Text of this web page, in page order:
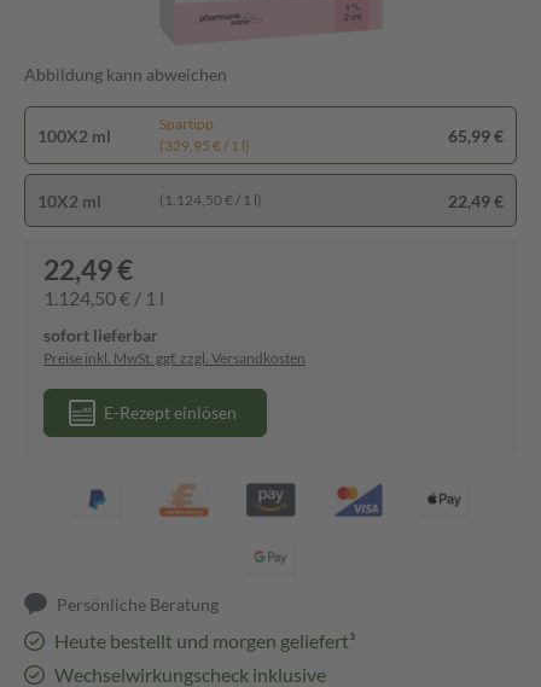
Abbildung kann abweichen
100X2 ml
Spartipp
(329,95 € / 1 l)
65,99 €
10X2 ml (1.124,50 € / 1 l) 22,49 €
22,49 €
1.124,50 € / 1 l
sofort lieferbar
Preise inkl. MwSt. ggf. zzgl. Versandkosten
E-Rezept einlösen
Persönliche Beratung
Heute bestellt und morgen geliefert³
Wechselwirkungscheck inklusive